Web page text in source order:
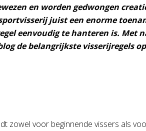
en worden gedwongen
juist een enorme
eenvoudig te hanteren is. Met
de belangrijkste visserijregels
zowel voor beginnende vissers als